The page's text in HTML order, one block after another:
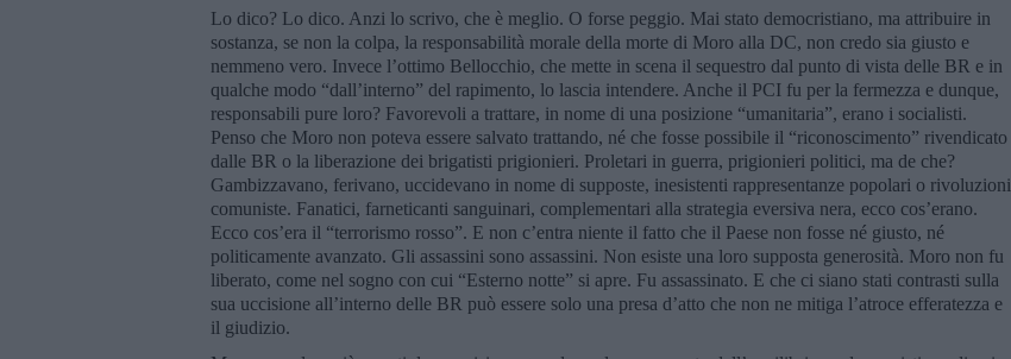
Lo dico? Lo dico. Anzi lo scrivo, che è meglio. O forse peggio. Mai stato democristiano, ma attribuire in
sostanza, se non la colpa, la responsabilità morale della morte di Moro alla DC, non credo sia giusto e
nemmeno vero. Invece l’ottimo Bellocchio, che mette in scena il sequestro dal punto di vista delle BR e in
qualche modo “dall’interno” del rapimento, lo lascia intendere. Anche il PCI fu per la fermezza e dunque,
responsabili pure loro? Favorevoli a trattare, in nome di una posizione “umanitaria”, erano i socialisti.
Penso che Moro non poteva essere salvato trattando, né che fosse possibile il “riconoscimento” rivendicato
dalle BR o la liberazione dei brigatisti prigionieri. Proletari in guerra, prigionieri politici, ma de che?
Gambizzavano, ferivano, uccidevano in nome di supposte, inesistenti rappresentanze popolari o rivoluzioni
comuniste. Fanatici, farneticanti sanguinari, complementari alla strategia eversiva nera, ecco cos’erano.
Ecco cos’era il “terrorismo rosso”. E non c’entra niente il fatto che il Paese non fosse né giusto, né
politicamente avanzato. Gli assassini sono assassini. Non esiste una loro supposta generosità. Moro non fu
liberato, come nel sogno con cui “Esterno notte” si apre. Fu assassinato. E che ci siano stati contrasti sulla
sua uccisione all’interno delle BR può essere solo una presa d’atto che non ne mitiga l’atroce efferatezza e
il giudizio.